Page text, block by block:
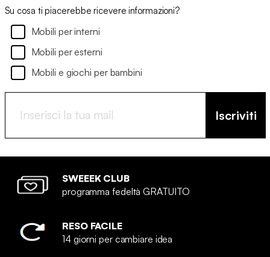
Su cosa ti piacerebbe ricevere informazioni?
Mobili per interni
Mobili per esterni
Mobili e giochi per bambini
Iscriviti
SWEEEK CLUB
programma fedeltà GRATUITO
RESO FACILE
14 giorni per cambiare idea